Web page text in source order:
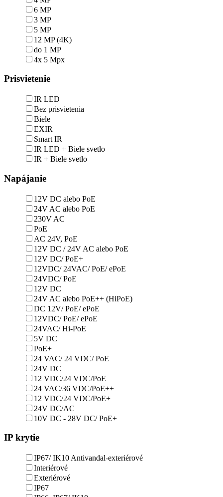
6 MP
3 MP
5 MP
12 MP (4K)
do 1 MP
4x 5 Mpx
Prisvietenie
IR LED
Bez prisvietenia
Biele
EXIR
Smart IR
IR LED + Biele svetlo
IR + Biele svetlo
Napájanie
12V DC alebo PoE
24V AC alebo PoE
230V AC
PoE
AC 24V, PoE
12V DC / 24V AC alebo PoE
12V DC/ PoE+
12VDC/ 24VAC/ PoE/ ePoE
24VDC/ PoE
12V DC
24V AC alebo PoE++ (HiPoE)
DC 12V/ PoE/ ePoE
12VDC/ PoE/ ePoE
24VAC/ Hi-PoE
5V DC
PoE+
24 VAC/ 24 VDC/ PoE
24V DC
12 VDC/24 VDC/PoE
24 VAC/36 VDC/PoE++
12 VDC/24 VDC/PoE+
24V DC/AC
10V DC - 28V DC/ PoE+
IP krytie
IP67/ IK10 Antivandal-exteriérové
Interiérové
Exteriérové
IP67